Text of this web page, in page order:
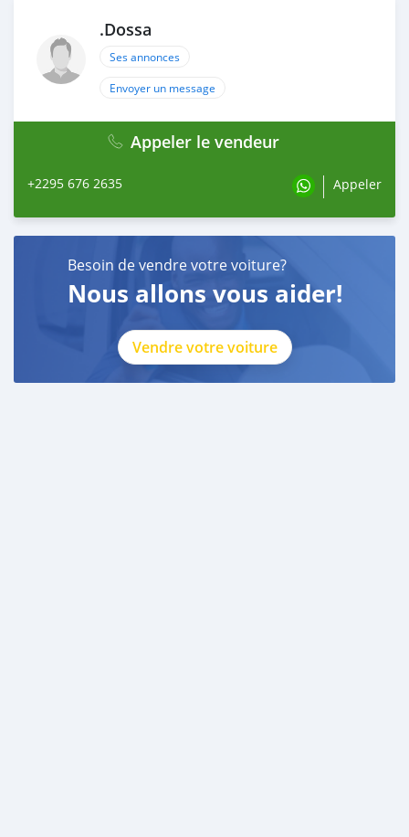
.Dossa
Ses annonces
Envoyer un message
Appeler le vendeur
+2295 676 2635 Appeler
Besoin de vendre votre voiture?
Nous allons vous aider!
Vendre votre voiture